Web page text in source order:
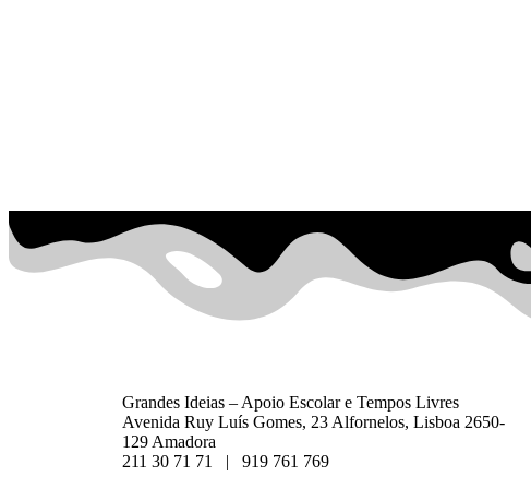
Grandes Ideias – Apoio Escolar e Tempos Livres
Avenida Ruy Luís Gomes, 23 Alfornelos, Lisboa 2650-
129 Amadora
211 30 71 71 | 919 761 769